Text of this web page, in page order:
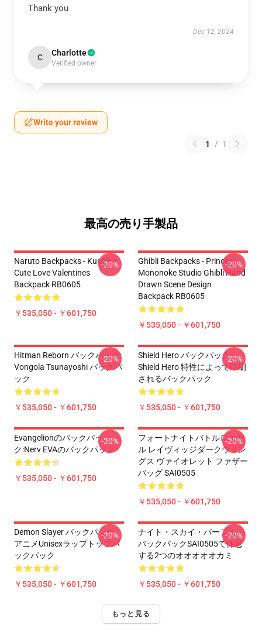
Thank you
Dec 12, 2024
C Charlotte
Verified owner
Write your review
1 / 1
最高の売り手製品
Naruto Backpacks - Kushina
Cute Love Valentines
Backpack RB0605
￥535,050 - ￥601,750
-20%
Ghibli Backpacks - Princess
Mononoke Studio Ghibli Hand
Drawn Scene Design
Backpack RB0605
￥535,050 - ￥601,750
-20%
Hitman Reborn バックパック:
Vongola Tsunayoshi バックパ
ック
￥535,050 - ￥601,750
-20%
Shield Hero バックパック:
Shield Hero 特性によって印刷
されるバックパック
￥535,050 - ￥601,750
-20%
Evangelionのバックパッ
ク:Nerv EVAのバックパック
￥535,050 - ￥601,750
-20%
フォートナイトバトルロイヤ
ル レイヴィッジダークウィン
グス ヴァイオレット ファザー
バッグ SAI0505
￥535,050 - ￥601,750
-20%
Demon Slayer バックパック -
アニメUnisexラップトップバ
ックパック
￥535,050 - ￥601,750
-20%
ナイト・スカイ・パープル・
バックパックSAI0505で休息
する2つのオオオオオカミ
￥535,050 - ￥601,750
-20%
もっと見る